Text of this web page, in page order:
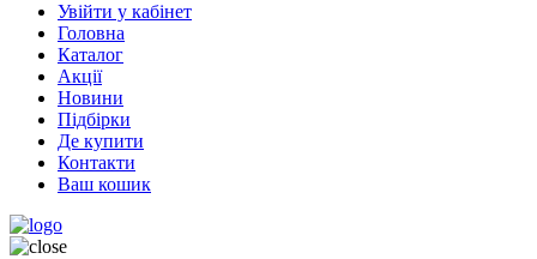
Увійти у кабінет
Головна
Каталог
Акції
Новини
Підбірки
Де купити
Контакти
Ваш кошик